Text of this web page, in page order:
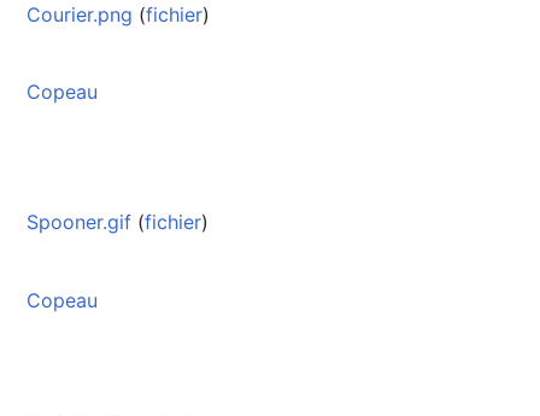
Courier.png (fichier)
Copeau
Spooner.gif (fichier)
Copeau